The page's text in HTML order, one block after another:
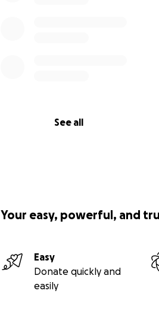
See all
Your easy, powerful, and
Easy
Donate quickly and
easily